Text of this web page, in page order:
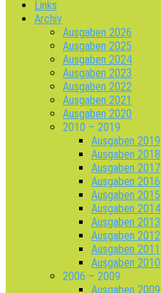
Links
Archiv
Ausgaben 2026
Ausgaben 2025
Ausgaben 2024
Ausgaben 2023
Ausgaben 2022
Ausgaben 2021
Ausgaben 2020
2010 – 2019
Ausgaben 2019
Ausgaben 2018
Ausgaben 2017
Ausgaben 2016
Ausgaben 2015
Ausgaben 2014
Ausgaben 2013
Ausgaben 2012
Ausgaben 2011
Ausgaben 2010
2006 – 2009
Ausgaben 2009